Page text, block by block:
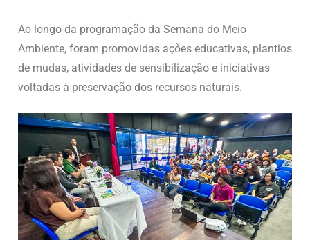
Ao longo da programação da Semana do Meio
Ambiente, foram promovidas ações educativas, plantios
de mudas, atividades de sensibilização e iniciativas
voltadas à preservação dos recursos naturais.